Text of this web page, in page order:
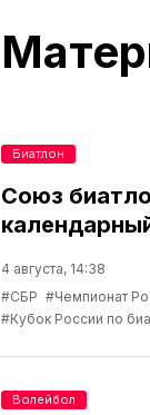
Союз
4 августа, 14:38
#СБР #Чемпионат
#Кубок России по
Биатлон
Волейбол